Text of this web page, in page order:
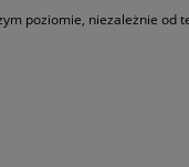
poziomie, niezależnie od